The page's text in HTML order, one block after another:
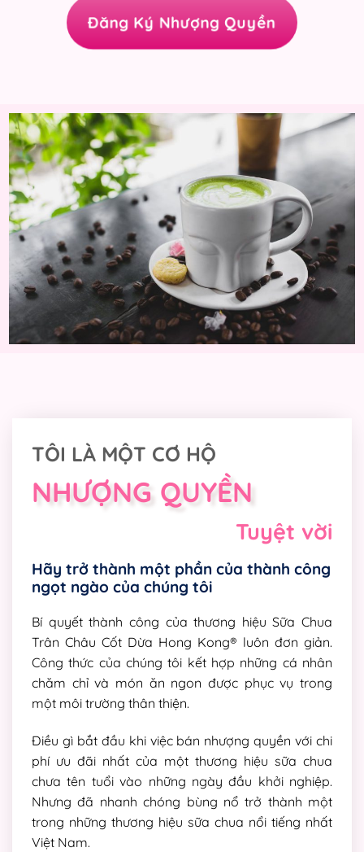
Đăng Ký Nhượng Quyền
TÔI LÀ MỘT CƠ HỘ
NHƯỢNG QUYỀN
Tuyệt vời
Hãy trở thành một phần của thành công
ngọt ngào của chúng tôi
Bí quyết thành công của thương hiệu Sữa Chua
Trân Châu Cốt Dừa Hong Kong® luôn đơn giản.
Công thức của chúng tôi kết hợp những cá nhân
chăm chỉ và món ăn ngon được phục vụ trong
một môi trường thân thiện.
Điều gì bắt đầu khi việc bán nhượng quyền với chi
phí ưu đãi nhất của một thương hiệu sữa chua
chưa tên tuổi vào những ngày đầu khởi nghiệp.
Nhưng đã nhanh chóng bùng nổ trở thành một
trong những thương hiệu sữa chua nổi tiếng nhất
Việt Nam.